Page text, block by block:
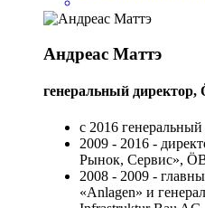
Андреас Маттэ
генеральный директор,
с 2016
2009 - 2016 -
Рынок, Сервис»,
2008 - 2009 -
«Anlagen» и